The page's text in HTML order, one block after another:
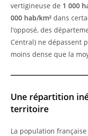
vertigineuse de 1 000
000 hab/km² dans
l’opposé, des
Central) ne dépassent
moins dense que la
Une répartition
territoire
La population